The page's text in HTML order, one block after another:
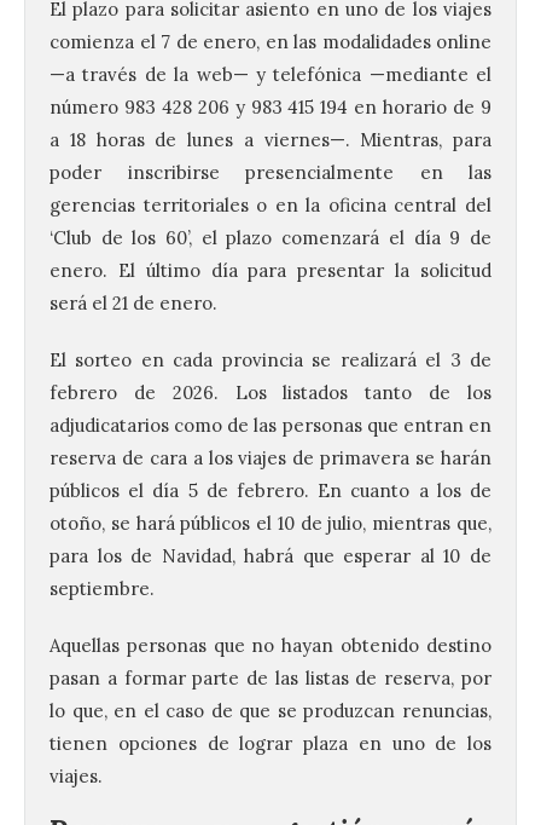
El plazo para solicitar asiento en uno de los viajes
comienza el 7 de enero, en las modalidades online
—a través de la web— y telefónica —mediante el
número 983 428 206 y 983 415 194 en horario de 9
a 18 horas de lunes a viernes—. Mientras, para
poder inscribirse presencialmente en las
gerencias territoriales o en la oficina central del
‘Club de los 60’, el plazo comenzará el día 9 de
enero. El último día para presentar la solicitud
será el 21 de enero.
El sorteo en cada provincia se realizará el 3 de
febrero de 2026. Los listados tanto de los
adjudicatarios como de las personas que entran en
reserva de cara a los viajes de primavera se harán
públicos el día 5 de febrero. En cuanto a los de
otoño, se hará públicos el 10 de julio, mientras que,
para los de Navidad, habrá que esperar al 10 de
septiembre.
Aquellas personas que no hayan obtenido destino
pasan a formar parte de las listas de reserva, por
lo que, en el caso de que se produzcan renuncias,
tienen opciones de lograr plaza en uno de los
viajes.